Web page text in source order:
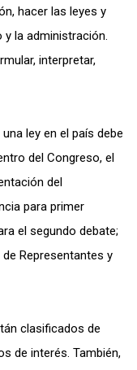
hacer las leyes y
la administración.
interpretar,
ley en el país debe
del Congreso, el
del
para primer
el segundo debate;
Representantes y
clasificados de
de interés. También,